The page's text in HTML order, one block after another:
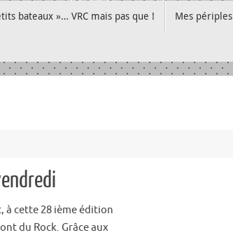
bateaux »… VRC mais pas que ! Mes périples
à cette 28 ième édition
du Rock. Grâce aux